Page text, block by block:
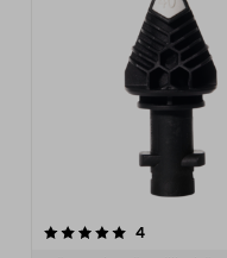
4recensioner
4.0av 5 stjärnor